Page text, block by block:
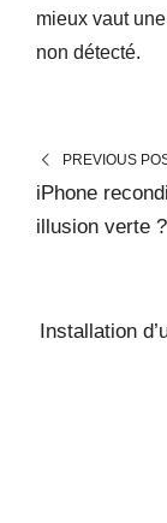
mieux vaut
non détecté.
PREVIOUS
iPhone
illusion verte ?
Installation